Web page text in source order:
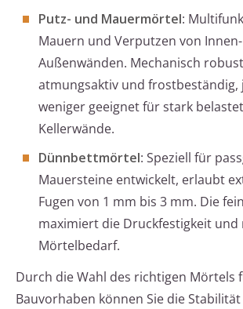
Putz- und Mauermörtel:
Mauern und Verputzen von
Außenwänden. Mechanisch
atmungsaktiv und frostbeständig,
weniger geeignet für stark
Kellerwände.
Dünnbettmörtel: Speziell für
Mauersteine entwickelt, erlaubt
Fugen von 1 mm bis 3 mm. Die
maximiert die Druckfestigkeit
Mörtelbedarf.
Durch die Wahl des richtigen Mörtels
Bauvorhaben können Sie die